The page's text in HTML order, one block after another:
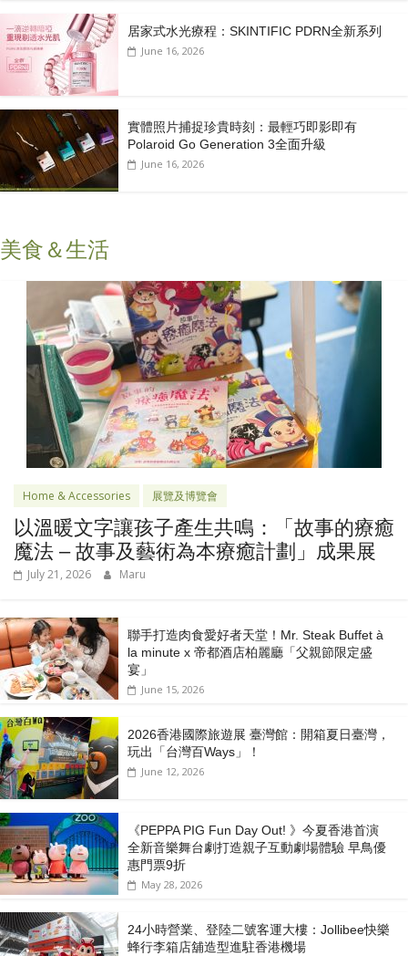
居家式水光療程：SKINTIFIC PDRN全新系列
June 16, 2026
實體照片捕捉珍貴時刻：最輕巧即影即有
Polaroid Go Generation 3全面升級
June 16, 2026
美食＆生活
Home & Accessories 展覽及博覽會
以溫暖文字讓孩子產生共鳴：「故事的療癒
魔法 – 故事及藝術為本療癒計劃」成果展
July 21, 2026 Maru
聯手打造肉食愛好者天堂！Mr. Steak Buffet à
la minute x 帝都酒店柏麗廳「⽗親節限定盛
宴」
June 15, 2026
2026香港國際旅遊展 臺灣館：開箱夏日臺灣，
玩出「台灣百Ways」！
June 12, 2026
《PEPPA PIG Fun Day Out! 》今夏香港首演
全新音樂舞台劇打造親子互動劇場體驗 早鳥優
惠門票9折
May 28, 2026
24小時營業、登陸二號客運大樓：Jollibee快樂
蜂行李箱店舖造型進駐香港機場